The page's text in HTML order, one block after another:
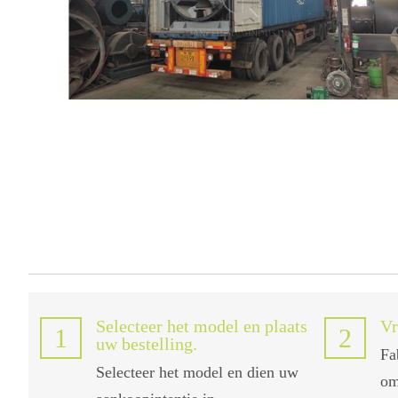
1
Selecteer het model en plaats
uw bestelling.
Selecteer het model en dien uw
2